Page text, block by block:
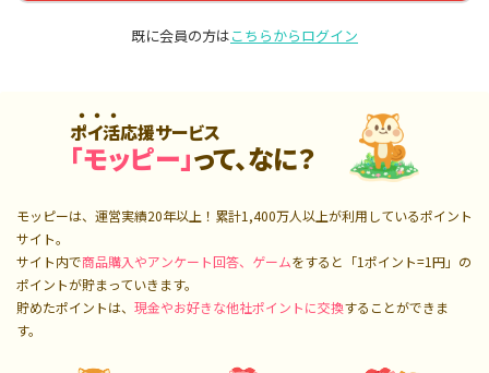
既に会員の方はこちらからログイン
ポイ活応援サービス
「モッピー」って、なに？
モッピーは、運営実績20年以上！累計1,400万人以上が利用しているポイント
サイト。
サイト内で商品購入やアンケート回答、ゲームをすると「1ポイント=1円」の
ポイントが貯まっていきます。
貯めたポイントは、 現金やお好きな他社ポイントに交換することができま
す。